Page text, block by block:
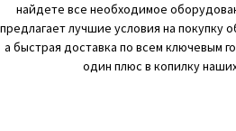
найдете все необходимое
предлагает лучшие условия на покупку
а быстрая доставка по всем ключевым
один плюс в копилку